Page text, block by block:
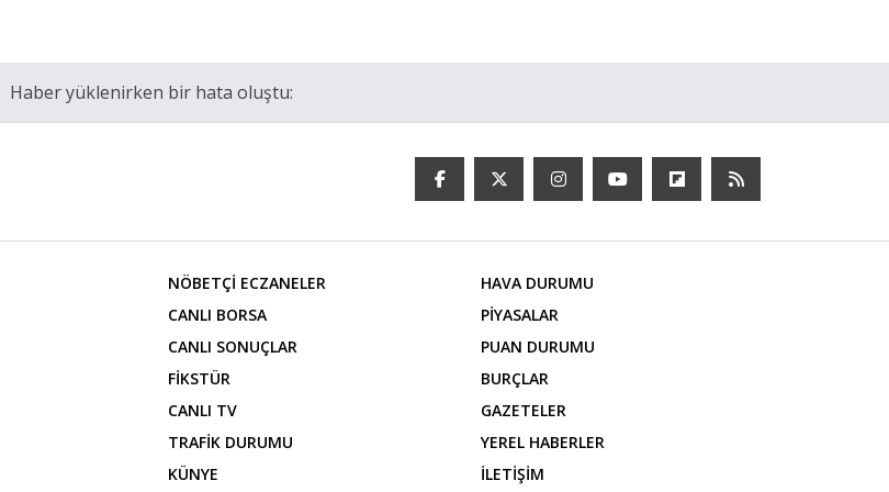
Haber yüklenirken bir hata oluştu:
NÖBETÇİ ECZANELER
CANLI BORSA
CANLI SONUÇLAR
FİKSTÜR
CANLI TV
TRAFİK DURUMU
KÜNYE
HAVA DURUMU
PİYASALAR
PUAN DURUMU
BURÇLAR
GAZETELER
YEREL HABERLER
İLETİŞİM